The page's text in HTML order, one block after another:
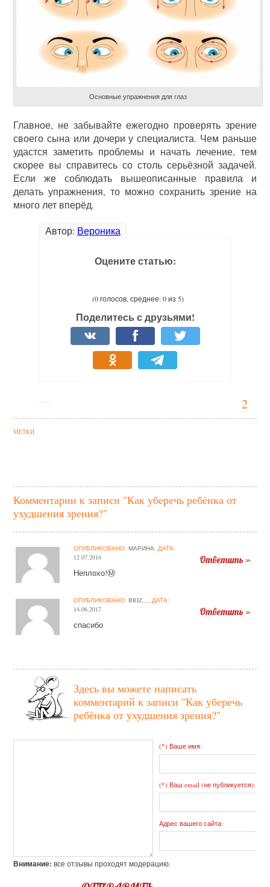
2
Основные упражнения для глаз
Главное, не забывайте ежегодно проверять зрение
своего сына или дочери у специалиста. Чем раньше
удастся заметить проблемы и начать лечение, тем
скорее вы справитесь со столь серьёзной задачей.
Если же соблюдать вышеописанные правила и
делать упражнения, то можно сохранить зрение на
много лет вперёд.
Автор: Вероника
Оцените статью:
(0 голосов, среднее: 0 из 5)
Поделитесь с друзьями!
МЕТКИ:
Комментарии к записи "Как уберечь ребёнка от
ухудшения зрения?"
ОПУБЛИКОВАНО: МАРИНА. ДАТА:
12.07.2016
Неплохо!Ⓜ
Ответить »
ОПУБЛИКОВАНО: BRIZ_ _
ДАТА:
14.06.2017
спасибо
Ответить »
Здесь вы можете написать
комментарий к записи "Как уберечь
ребёнка от ухудшения зрения?"
(*) Ваше имя:
(*) Ваш email (не публикуется):
Адрес вашего сайта:
Внимание: все отзывы проходят модерацию.